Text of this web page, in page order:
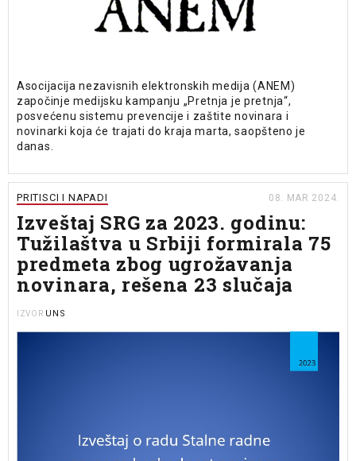
Asocijacija nezavisnih elektronskih medija (ANEM)
započinje medijsku kampanju „Pretnja je pretnja“,
posvećenu sistemu prevencije i zaštite novinara i
novinarki koja će trajati do kraja marta, saopšteno je
danas.
PRITISCI I NAPADI 08. MAR 2024.
Izveštaj SRG za 2023. godinu:
Tužilaštva u Srbiji formirala 75
predmeta zbog ugrožavanja
novinara, rešena 23 slučaja
IZVOR UNS